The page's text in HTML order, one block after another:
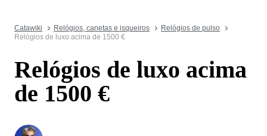
Catawiki Relógios, canetas e isqueiros
Relógios de pulso
Relógios de luxo acima de 1500 €
Relógios de luxo acima
de 1500 €